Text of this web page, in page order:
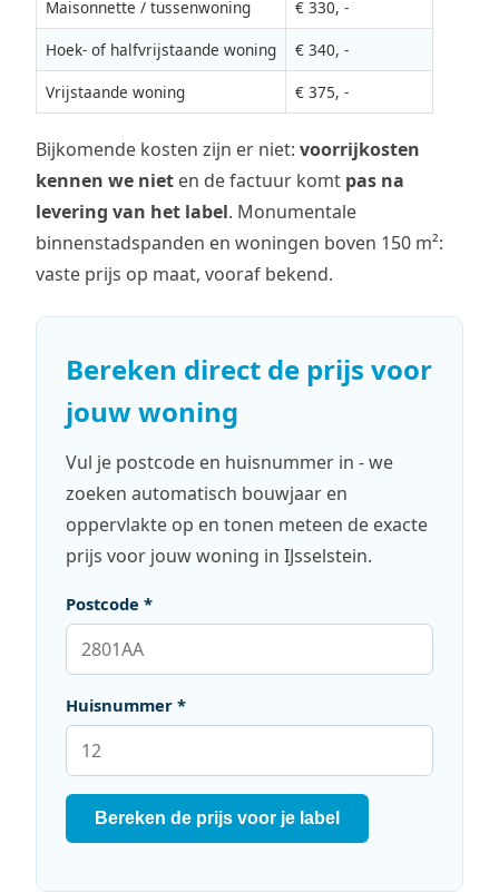
Maisonnette / tussenwoning
€ 330, -
Hoek- of halfvrijstaande woning
€ 340, -
Vrijstaande woning
€ 375, -
Bijkomende kosten zijn er niet: voorrijkosten
kennen we niet en de factuur komt pas na
levering van het label. Monumentale
binnenstadspanden en woningen boven 150 m²:
vaste prijs op maat, vooraf bekend.
Bereken direct de prijs voor
jouw woning
Vul je postcode en huisnummer in - we
zoeken automatisch bouwjaar en
oppervlakte op en tonen meteen de exacte
prijs voor jouw woning in IJsselstein.
Postcode *
Huisnummer *
Bereken de prijs voor je label